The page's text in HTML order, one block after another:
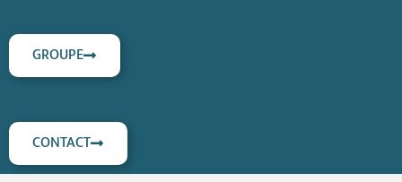
GROUPE
CONTACT